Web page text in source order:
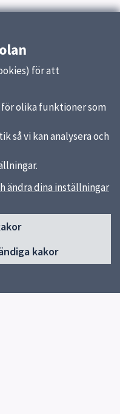
för att
olika funktioner som
så vi kan analysera och
ändra dina inställningar
kakor